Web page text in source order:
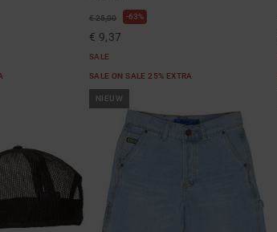
€ 25,00 63%
€ 9,37
SALE
SALE ON SALE 25% EXTRA
NIEUW